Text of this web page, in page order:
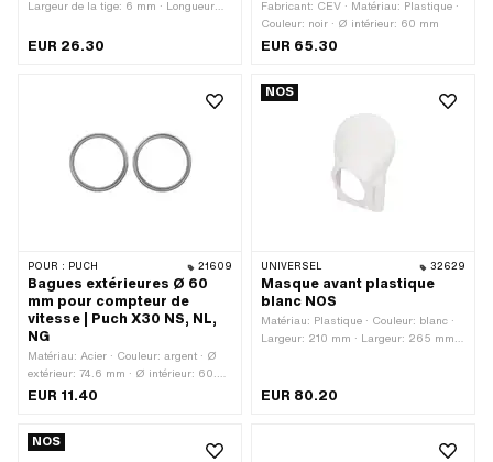
Largeur de la tige: 6 mm · Longueur
mm
EUR 26.30
Fabricant: CEV · Matériau: Plastique ·
Couleur: noir · Ø intérieur: 60 mm
EUR 65.30
POUR : PUCH 21609
Bagues extérieures Ø 60
mm pour compteur de
vitesse | Puch X30 NS, NL,
NG
Matériau: Acier · Couleur: argent · Ø
extérieur: 74.6 mm · Ø intérieur: 60.6
mm · Surface: galvanisé bleu
EUR 11.40
NOS
UNIVERSEL 32629
Masque avant plastique
blanc NOS
Matériau: Plastique · Couleur: blanc ·
Largeur: 210 mm · Largeur: 265 mm ·
points de fixation: 2 pcs
EUR 80.20
NOS